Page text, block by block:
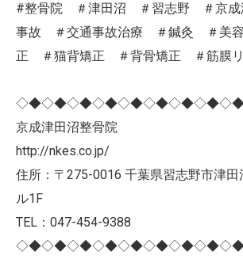
#整骨院 ＃津田沼 ＃習志野 ＃京成
事故 ＃交通事故治療 ＃鍼灸 ＃美
正 ＃猫背矯正 ＃背骨矯正 ＃筋膜
京成津田沼整骨院
http://nkes.co.jp/
住所：〒275-0016 千葉県習志野市津
ル1F
TEL：047-454-9388